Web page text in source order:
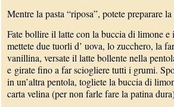
Mentre la pasta “riposa”, potete preparare
Fate bollire il latte con la buccia di limone e
mettete due tuorli d’ uova, lo zucchero, la
vanillina, versate il latte bollente nella
e girate fino a far sciogliere tutti i grumi.
in un’altra pentola, togliete la buccia di
carta velina (per non farle fare la patina